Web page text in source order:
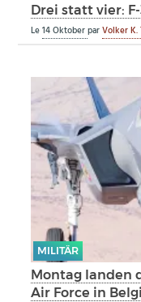
Drei statt vier:
Le14 OktoberparVolker K.
MILITÄR
Montag landen
Air Force in